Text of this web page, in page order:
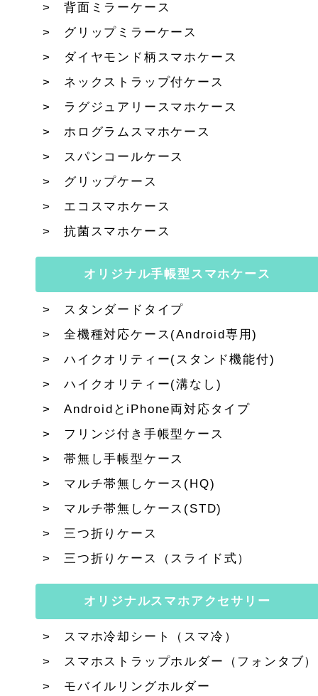
背面ミラーケース
グリップミラーケース
ダイヤモンド柄スマホケース
ネックストラップ付ケース
ラグジュアリースマホケース
ホログラムスマホケース
スパンコールケース
グリップケース
エコスマホケース
抗菌スマホケース
オリジナル手帳型スマホケース
スタンダードタイプ
全機種対応ケース(Android専用)
ハイクオリティー(スタンド機能付)
ハイクオリティー(溝なし)
AndroidとiPhone両対応タイプ
フリンジ付き手帳型ケース
帯無し手帳型ケース
マルチ帯無しケース(HQ)
マルチ帯無しケース(STD)
三つ折りケース
三つ折りケース（スライド式）
オリジナルスマホアクセサリー
スマホ冷却シート（スマ冷）
スマホストラップホルダー（フォンタブ）
モバイルリングホルダー